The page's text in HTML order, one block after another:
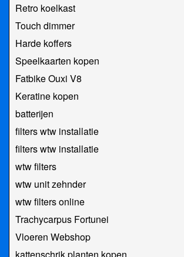
Retro koelkast
Touch dimmer
Harde koffers
Speelkaarten kopen
Fatbike Ouxi V8
Keratine kopen
batterijen
filters wtw installatie
filters wtw installatie
wtw filters
wtw unit zehnder
wtw filters online
Trachycarpus Fortunei
Vloeren Webshop
kattenschrik planten kopen